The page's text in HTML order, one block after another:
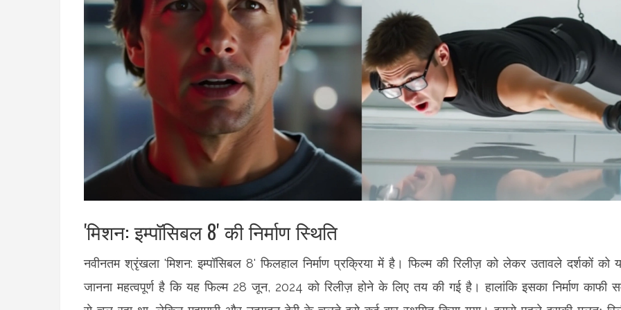
'मिशन: इम्पॉसिबल 8' की निर्माण स्थिति
नवीनतम श्रृंखला 'मिशन: इम्पॉसिबल 8' फिलहाल निर्माण प्रक्रिया में है। फिल्म की रिलीज़ को लेकर उतावले दर्शकों को
जानना महत्वपूर्ण है कि यह फिल्म 28 जून, 2024 को रिलीज़ होने के लिए तय की गई है। हालांकि इसका निर्माण काफी